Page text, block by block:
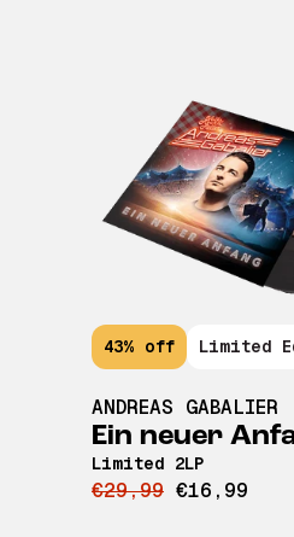
43% off Limited
ANDREAS GABALIER
Ein neuer
Limited 2LP
€29,99 €16,99